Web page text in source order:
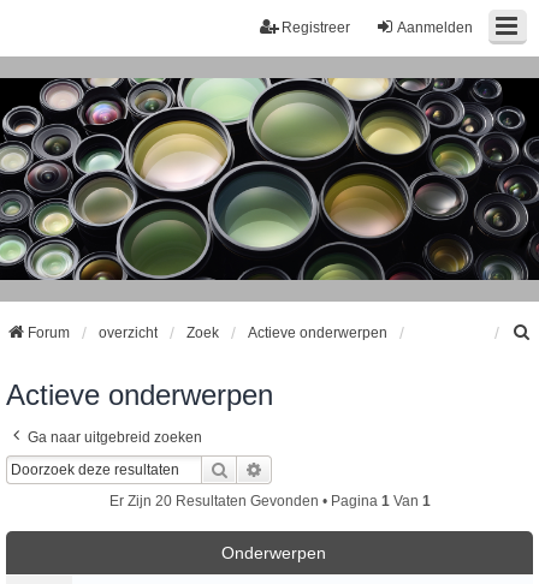
Aanmelden
Registreer
Forum overzicht Zoek Actieve onderwerpen
Actieve onderwerpen
Ga naar uitgebreid zoeken
Zoek
Er Zijn 20 Resultaten Gevonden • Pagina 1 Van 1
Onderwerpen